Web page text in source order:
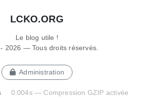
LCKO.ORG
Le blog utile !
2026 — Tous droits réservés.
Administration
0.004s — Compression GZIP activée